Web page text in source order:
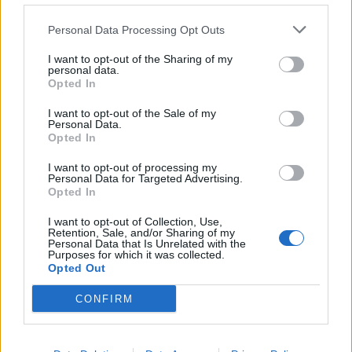
Personal Data Processing Opt Outs
I want to opt-out of the Sharing of my
personal data.
Opted In
I want to opt-out of the Sale of my
Personal Data.
Opted In
I want to opt-out of processing my
Personal Data for Targeted Advertising.
Opted In
I want to opt-out of Collection, Use,
Retention, Sale, and/or Sharing of my
Personal Data that Is Unrelated with the
Purposes for which it was collected.
Opted Out
CONFIRM
ΣΚΟΡΠΙΟΣ
Μια αποκάλυψη μπορεί να σε
ταράξει. Πάρε χρόνο πριν
αντιδράσεις και άσε τα γεγονότα
να ξεκαθαρίσουν.
ΤΟΞΟΤΗΣ
Μια πρόταση για κάτι καινούργιο
έρχεται στον δρόμο σου. Πες
«ναι» και άφησε την περιπέτεια
να ξεκινήσει.